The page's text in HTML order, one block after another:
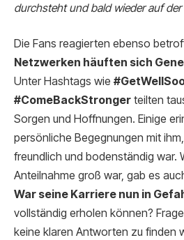
durchsteht und bald wieder auf
Die Fans reagierten ebenso
Netzwerken häuften sich
Unter Hashtags wie
#ComeBackStronger teilten
Sorgen und Hoffnungen. Einige
persönliche Begegnungen mit
freundlich und bodenständig war.
Anteilnahme groß war, gab es
War seine Karriere nun in
vollständig erholen können?
keine klaren Antworten zu finden